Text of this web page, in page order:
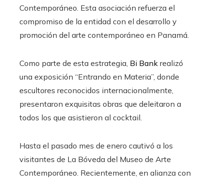
Contemporáneo. Esta asociación refuerza el
compromiso de la entidad con el desarrollo y
promoción del arte contemporáneo en Panamá.
Como parte de esta estrategia, Bi Bank realizó
una exposición “Entrando en Materia”, donde
escultores reconocidos internacionalmente,
presentaron exquisitas obras que deleitaron a
todos los que asistieron al cocktail.
Hasta el pasado mes de enero cautivó a los
visitantes de La Bóveda del Museo de Arte
Contemporáneo. Recientemente, en alianza con